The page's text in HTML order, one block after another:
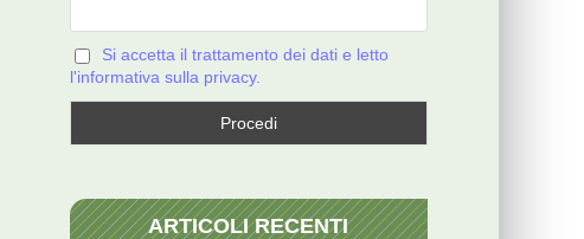
Si accetta il trattamento dei dati e letto
l'informativa sulla privacy.
ARTICOLI RECENTI